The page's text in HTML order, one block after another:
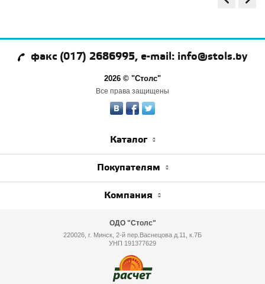
факс (017) 2686995, e-mail: info@stols.by
2026 © "Столс"
Все права защищены
Каталог
Покупателям
Компания
ОДО "Столс"
220026, г. Минск, 2-й пер.Васнецова д.11, к.7Б
УНП 191377629